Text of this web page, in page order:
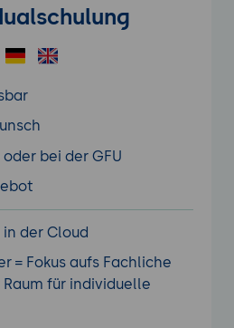
bei der GFU
der Cloud
= Fokus aufs Fachliche
für individuelle